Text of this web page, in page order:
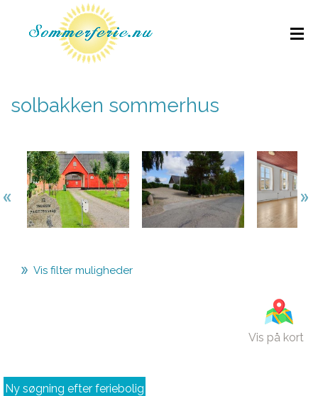
solbakken sommerhus
Vis filter muligheder
Vis på kort
Ny søgning efter feriebolig